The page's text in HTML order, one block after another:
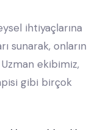
ihtiyaçlarına
sunarak, onların
ekibimiz,
gibi birçok